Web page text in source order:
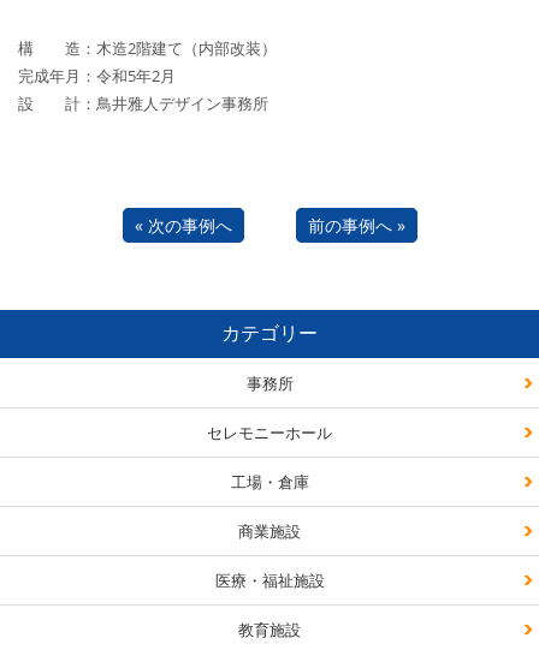
構 造：木造2階建て（内部改装）
完成年月：令和5年2月
設 計：鳥井雅人デザイン事務所
« 次の事例へ 前の事例へ »
カテゴリー
事務所
セレモニーホール
工場・倉庫
商業施設
医療・福祉施設
教育施設